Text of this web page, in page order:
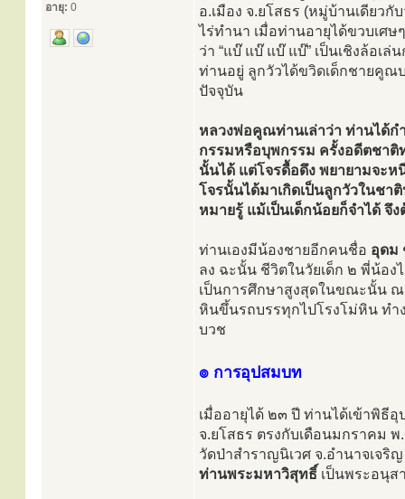
อายุ: 0
อ.เมือง จ.ยโสธร (หมู่บ้านเดียว
ไร่ทำนา เมื่อท่านอายุได้ขวบเศษ
ว่า “แบ๊ แบ๊ แบ๊ แบ๊” เป็นเชิงล้อ
ท่านอยู่ ลูกวัวได้ขวิดเด็กชายคูณ
ปัจจุบัน
หลวงพ่อคูณท่านเล่าว่า ท่านได้ก
กรรมหรือบุพกรรม ครั้งอดีตชาติ
นั้นได้ แต่โจรดื้อดึง พยายามจะ
โจรนั้นได้มาเกิดเป็นลูกวัวในชา
หมายรู้ แม้เป็นเด็กน้อยก็จำได้ จึ
ท่านเองมีน้องชายอีกคนชื่อ อุดม
ลง ฉะนั้น ชีวิตในวัยเด็ก ๒ พี่น้อ
เป็นการศึกษาสูงสุดในขณะนั้น ณ
หินขึ้นรถบรรทุกไปโรงโม่หิน ทำ
บวช
๏ การอุปสมบท
เมื่ออายุได้ ๒๓ ปี ท่านได้เข้าพิธี
จ.ยโสธร ตรงกับเดือนมกราคม
วัดป่าสำราญนิเวศ จ.อำนาจเจริ
ท่านพระมหาวิสุทธิ์ เป็นพระอนุส